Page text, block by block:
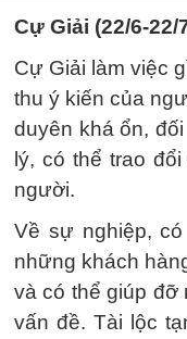
Cự Giải (22/6-22/
Cự Giải làm việc
thu ý kiến ​​của
duyên khá ổn,
lý, có thể trao
người.
Về sự nghiệp,
những khách
và có thể giúp đỡ
vấn đề. Tài lộc